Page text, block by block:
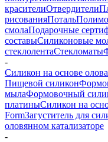
красителиОтвердители
рисованияПоталь
смолаПодарочные
составыСиликоновые
стеклолентаСтекломаты
-
Силикон на основе олова
Пищевой силикон
мылаФормовочный
платиныСиликон на
FormЗагуститель для
оловянном катализаторе
-